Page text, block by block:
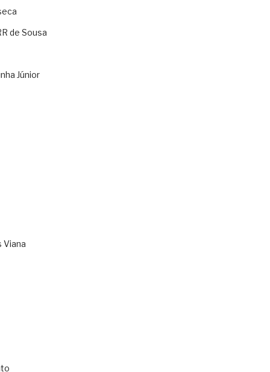
de Sousa
Júnior
Viana